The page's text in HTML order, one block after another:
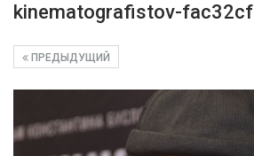
kinematografistov-fac32cf
ПРЕДЫДУЩИЙ